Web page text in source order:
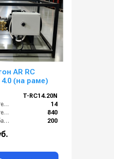
AR RC
4.0 (на раме)
T-RС14.20N
Производительность (л/мин):
14
Производительность (л/ч):
840
Давление (бар):
200
Напряжение (В):
Страна-производитель: